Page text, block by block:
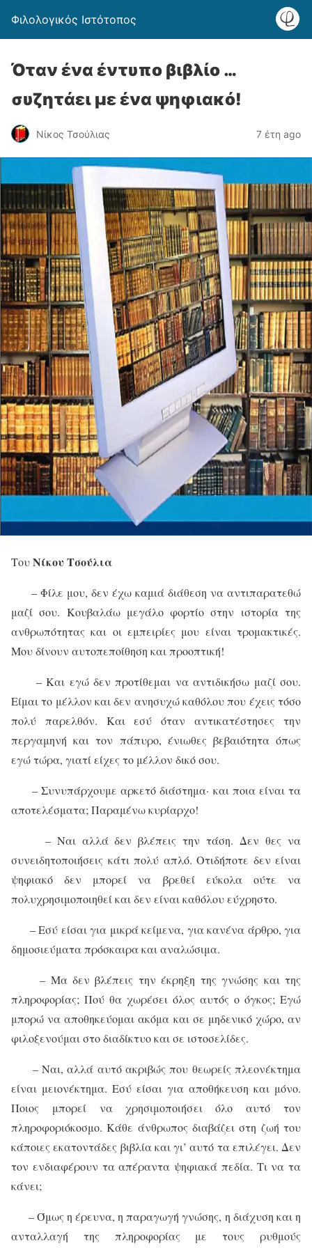
Φιλολογικός Ιστότοπος
Όταν ένα έντυπο βιβλίο …
συζητάει με ένα ψηφιακό!
Νίκος Τσούλιας 7 έτη ago
ΤουΝίκου Τσούλια
– Φίλε μου, δεν έχω καμιά διάθεση να αντιπαρατεθώ
μαζί σου. Κουβαλάω μεγάλο φορτίο στην ιστορία της
ανθρωπότητας και οι εμπειρίες μου είναι τρομακτικές.
Μου δίνουν αυτοπεποίθηση και προοπτική!
– Και εγώ δεν προτίθεμαι να αντιδικήσω μαζί σου.
Είμαι το μέλλον και δεν ανησυχώ καθόλου που έχεις τόσο
πολύ παρελθόν. Και εσύ όταν αντικατέστησες την
περγαμηνή και τον πάπυρο, ένιωθες βεβαιότητα όπως
εγώ τώρα, γιατί είχες το μέλλον δικό σου.
– Συνυπάρχουμε αρκετό διάστημα· και ποια είναι τα
αποτελέσματα; Παραμένω κυρίαρχο!
– Ναι αλλά δεν βλέπεις την τάση. Δεν θες να
συνειδητοποιήσεις κάτι πολύ απλό. Οτιδήποτε δεν είναι
ψηφιακό δεν μπορεί να βρεθεί εύκολα ούτε να
πολυχρησιμοποιηθεί και δεν είναι καθόλου εύχρηστο.
– Εσύ είσαι για μικρά κείμενα, για κανένα άρθρο, για
δημοσιεύματα πρόσκαιρα και αναλώσιμα.
– Μα δεν βλέπεις την έκρηξη της γνώσης και της
πληροφορίας; Πού θα χωρέσει όλος αυτός ο όγκος; Εγώ
μπορώ να αποθηκεύομαι ακόμα και σε μηδενικό χώρο, αν
φιλοξενούμαι στο διαδίκτυο και σε ιστοσελίδες.
– Ναι, αλλά αυτό ακριβώς που θεωρείς πλεονέκτημα
είναι μειονέκτημα. Εσύ είσαι για αποθήκευση και μόνο.
Ποιος μπορεί να χρησιμοποιήσει όλο αυτό τον
πληροφοριόκοσμο. Κάθε άνθρωπος διαβάζει στη ζωή του
κάποιες εκατοντάδες βιβλία και γι’ αυτό τα επιλέγει. Δεν
τον ενδιαφέρουν τα απέραντα ψηφιακά πεδία. Τι να τα
κάνει;
– Όμως η έρευνα, η παραγωγή γνώσης, η διάχυση και η
ανταλλαγή της πληροφορίας με τους ρυθμούς